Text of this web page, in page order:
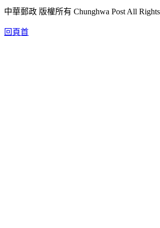
中華郵政 版權所有 Chunghwa Post All Rights
回頁首